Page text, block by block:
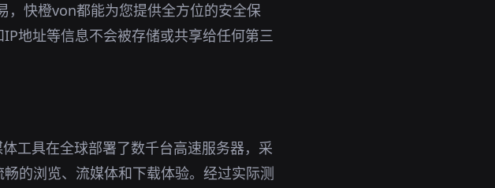
，快橙von都能为您提供全方位的安全保
地址等信息不会被存储或共享给任何第三
工具在全球部署了数千台高速服务器，采
的浏览、流媒体和下载体验。经过实际测